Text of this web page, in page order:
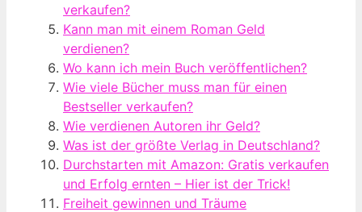
verkaufen?
Kann man mit einem Roman Geld
verdienen?
Wo kann ich mein Buch veröffentlichen?
Wie viele Bücher muss man für einen
Bestseller verkaufen?
Wie verdienen Autoren ihr Geld?
Was ist der größte Verlag in Deutschland?
Durchstarten mit Amazon: Gratis verkaufen
und Erfolg ernten – Hier ist der Trick!
Freiheit gewinnen und Träume